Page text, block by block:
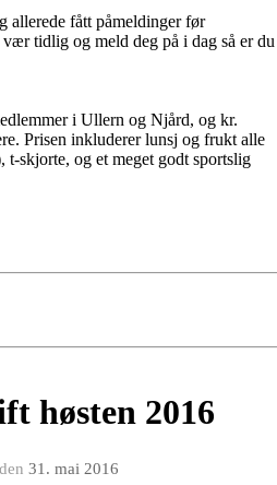
allerede fått påmeldinger før
tidlig og meld deg på i dag så er du
i Ullern og Njård, og kr.
Prisen inkluderer lunsj og frukt alle
t-skjorte, og et meget godt sportslig
høsten 2016
den 31. mai 2016